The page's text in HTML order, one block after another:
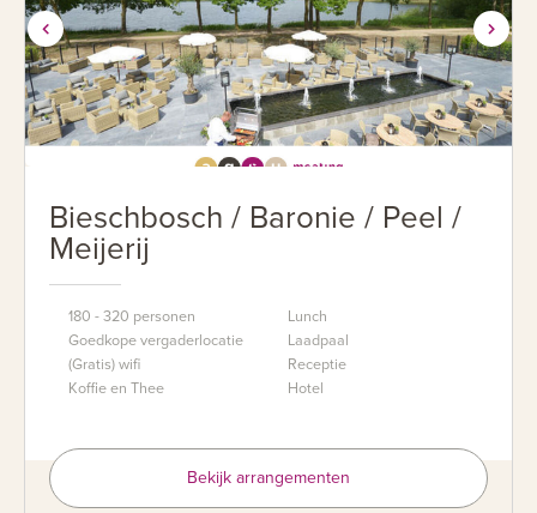
Bieschbosch / Baronie / Peel /
Meijerij
180 - 320 personen
Goedkope vergaderlocatie
(Gratis) wifi
Koffie en Thee
Lunch
Laadpaal
Receptie
Hotel
Bekijk arrangementen